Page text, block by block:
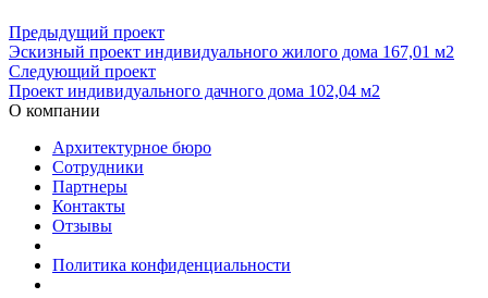
Предыдущий проект
Эскизный проект индивидуального жилого дома 167,01 м2
Следующий проект
Проект индивидуального дачного дома 102,04 м2
О компании
Архитектурное бюро
Сотрудники
Партнеры
Контакты
Отзывы
Политика конфиденциальности